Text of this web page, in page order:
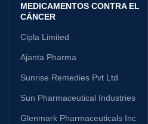
MEDICAMENTOS CONTRA EL
CÁNCER
Cipla Limited
Ajanta Pharma
Sunrise Remedies Pvt Ltd
Sun Pharmaceutical Industries
Glenmark Pharmaceuticals Inc